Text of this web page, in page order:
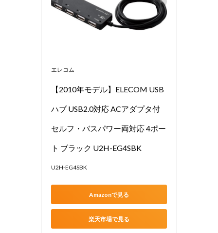
エレコム
【2010年モデル】ELECOM USB
ハブ USB2.0対応 ACアダプタ付
セルフ・バスパワー両対応 4ポー
ト ブラック U2H-EG4SBK
U2H-EG4SBK
Amazonで見る
楽天市場で見る